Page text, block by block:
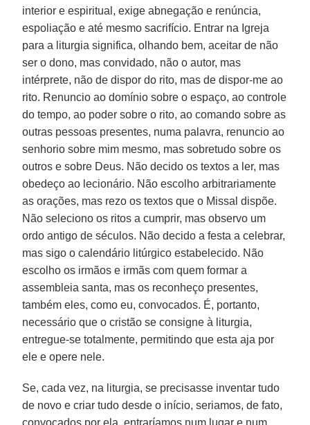
interior e espiritual, exige abnegação e renúncia,
espoliação e até mesmo sacrifício. Entrar na Igreja
para a liturgia significa, olhando bem, aceitar de não
ser o dono, mas convidado, não o autor, mas
intérprete, não de dispor do rito, mas de dispor-me ao
rito. Renuncio ao domínio sobre o espaço, ao controle
do tempo, ao poder sobre o rito, ao comando sobre as
outras pessoas presentes, numa palavra, renuncio ao
senhorio sobre mim mesmo, mas sobretudo sobre os
outros e sobre Deus. Não decido os textos a ler, mas
obedeço ao lecionário. Não escolho arbitrariamente
as orações, mas rezo os textos que o Missal dispõe.
Não seleciono os ritos a cumprir, mas observo um
ordo antigo de séculos. Não decido a festa a celebrar,
mas sigo o calendário litúrgico estabelecido. Não
escolho os irmãos e irmãs com quem formar a
assembleia santa, mas os reconheço presentes,
também eles, como eu, convocados. É, portanto,
necessário que o cristão se consigne à liturgia,
entregue-se totalmente, permitindo que esta aja por
ele e opere nele.
Se, cada vez, na liturgia, se precisasse inventar tudo
de novo e criar tudo desde o início, seriamos, de fato,
convocados por ela, entraríamos num lugar e num